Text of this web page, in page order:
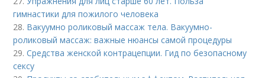
гимнастики для пожилого человека
28. Вакуумно роликовый массаж тела. Вакуумно-
роликовый массаж: важные нюансы самой процедуры
29.Средства женской контрацепции. Гид по безопасному
сексу